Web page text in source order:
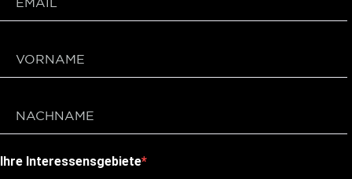
Ihre Interessensgebiete